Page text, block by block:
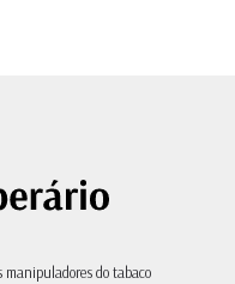
manipuladores do tabaco